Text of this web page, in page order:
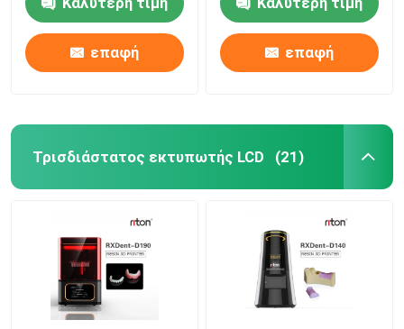
επαφή
εκτύπωση
οδοντοστοιχιών
στάσεων επαφή
Τρισδιάστατος εκτυπωτής LCD (21)